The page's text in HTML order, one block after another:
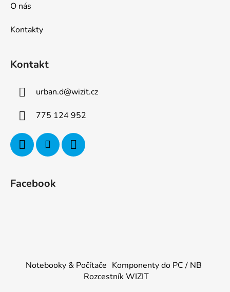
O nás
Kontakty
Kontakt
urban.d@wizit.cz
775 124 952
Facebook
Notebooky & Počítače Komponenty do PC / NB
Rozcestník WIZIT